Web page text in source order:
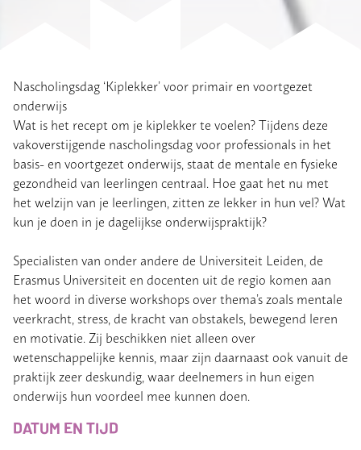
Nascholingsdag ‘Kiplekker’ voor primair en voortgezet
onderwijs
Wat is het recept om je kiplekker te voelen? Tijdens deze
vakoverstijgende nascholingsdag voor professionals in het
basis- en voortgezet onderwijs, staat de mentale en fysieke
gezondheid van leerlingen centraal. Hoe gaat het nu met
het welzijn van je leerlingen, zitten ze lekker in hun vel? Wat
kun je doen in je dagelijkse onderwijspraktijk?
Specialisten van onder andere de Universiteit Leiden, de
Erasmus Universiteit en docenten uit de regio komen aan
het woord in diverse workshops over thema’s zoals mentale
veerkracht, stress, de kracht van obstakels, bewegend leren
en motivatie. Zij beschikken niet alleen over
wetenschappelijke kennis, maar zijn daarnaast ook vanuit de
praktijk zeer deskundig, waar deelnemers in hun eigen
onderwijs hun voordeel mee kunnen doen.
DATUM EN TIJD